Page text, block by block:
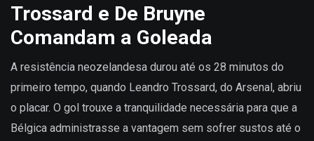
Trossard e De Bruyne
Comandam a Goleada
A resistência neozelandesa durou até os 28 minutos do
primeiro tempo, quando Leandro Trossard, do Arsenal, abriu
o placar. O gol trouxe a tranquilidade necessária para que a
Bélgica administrasse a vantagem sem sofrer sustos até o